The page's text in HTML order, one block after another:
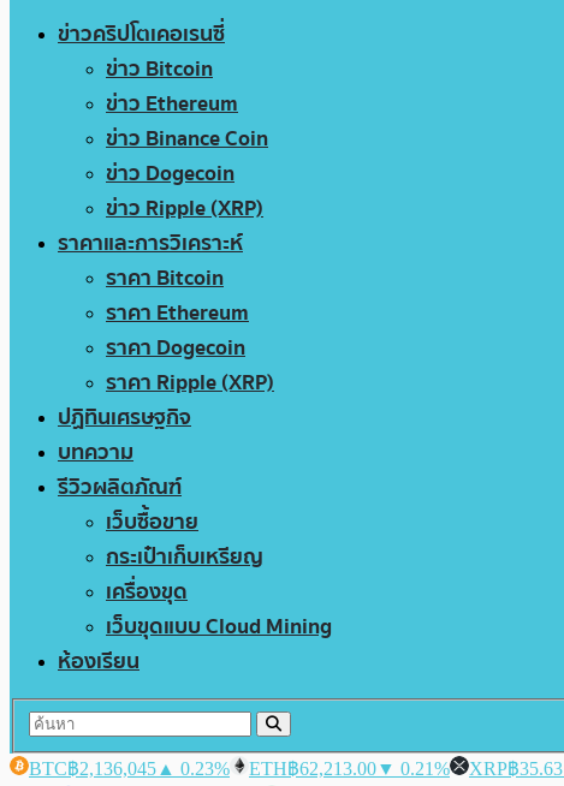
ข่าวคริปโตเคอเรนซี่
ข่าว Bitcoin
ข่าว Ethereum
ข่าว Binance Coin
ข่าว Dogecoin
ข่าว Ripple (XRP)
ราคาและการวิเคราะห์
ราคา Bitcoin
ราคา Ethereum
ราคา Dogecoin
ราคา Ripple (XRP)
ปฏิทินเศรษฐกิจ
บทความ
รีวิวผลิตภัณฑ์
เว็บซื้อขาย
กระเป๋าเก็บเหรียญ
เครื่องขุด
เว็บขุดแบบ Cloud Mining
ห้องเรียน
BTC฿2,136,045 ▲ 0.23% ETH฿62,213.00▼ 0.21% XRP฿35.63